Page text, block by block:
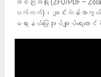
အစည်းအရုံး (ZFU/PDF –
ပက်လက်)၊ ချင်းလဲန်းကာကွ
မရာနယ်မြေအုပ်ချုပ်ရေးကေ